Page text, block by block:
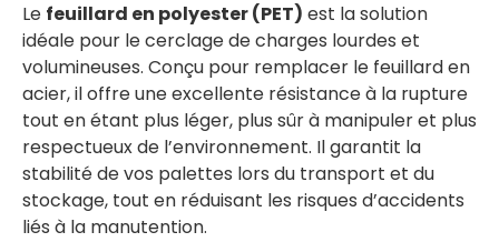
Le feuillard en polyester (PET) est la solution
idéale pour le cerclage de charges lourdes et
volumineuses. Conçu pour remplacer le feuillard en
acier, il offre une excellente résistance à la rupture
tout en étant plus léger, plus sûr à manipuler et plus
respectueux de l’environnement. Il garantit la
stabilité de vos palettes lors du transport et du
stockage, tout en réduisant les risques d’accidents
liés à la manutention.